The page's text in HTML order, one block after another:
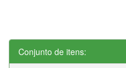
Conjunto de itens: